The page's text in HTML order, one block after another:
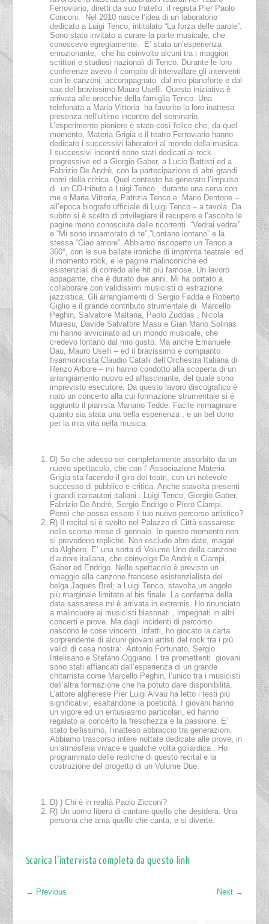
Ferroviario, diretti da suo fratello: il regista Pier Paolo
Conconi. Nel 2010 nasce l’idea di un laboratorio
dedicato a Luigi Tenco, intitolato “La forza delle parole”.
Sono stato invitato a curare la parte musicale, che
conoscevo egregiamente. E’ stata un’esperienza
emozionante, che ha coinvolto alcuni tra i maggiori
scrittori e studiosi nazionali di Tenco. Durante le loro
conferenze avevo il compito di intervallare gli interventi
con le canzoni, accompagnato dal mio pianoforte e dal
sax del bravissimo Mauro Uselli. Questa iniziativa è
arrivata alle orecchie della famiglia Tenco. Una
telefonata a Maria Vittoria ha favorito la loro inattesa
presenza nell’ultimo incontro del seminario.
L’esperimento pioniere è stato così felice che, da quel
momento, Materia Grigia e il teatro Ferroviario hanno
dedicato i successivi laboratori al mondo della musica.
I successivi incontri sono stati dedicati al rock
progressive ed a Giorgio Gaber, a Lucio Battisti ed a
Fabrizio De Andrè, con la partecipazione di altri grandi
nomi della critica. Quel contesto ha generato l’impulso
di un CD-tributo a Luigi Tenco , durante una cena con
me e Maria Vittoria, Patrizia Tenco e Mario Dentone –
all’epoca biografo ufficiale di Luigi Tenco – a tavola. Da
subito si è scelto di privilegiare il recupero e l’ascolto le
pagine meno conosciute delle ricorrenti “Vedrai vedrai”
e “Mi sono innamorato di te”,”Lontano lontano” e la
stessa “Ciao amore”. Abbiamo riscoperto un Tenco a
360°, con le sue ballate ironiche di impronta teatrale ed
il momento rock, e le pagine malinconiche ed
esistenziali di corredo alle hit più famose. Un lavoro
appagante, che è durato due anni. Mi ha portato a
collaborare con validissimi musicisti di estrazione
jazzistica. Gli arrangiamenti di Sergio Fadda e Roberto
Giglio e il grande contributo strumentale di Marcello
Peghin, Salvatore Maltana, Paolo Zuddas , Nicola
Muresu, Davide Salvatore Masu e Gian Mario Solinas
mi hanno avvicinato ad un mondo musicale, che
credevo lontano dal mio gusto. Ma anche Emanuele
Dau, Mauro Uselli – ed il bravissimo e compianto
fisarmonicista Claudio Catalli dell’Orchestra Italiana di
Renzo Arbore – mi hanno condotto alla scoperta di un
arrangiamento nuovo ed affascinante, del quale sono
imprevisto esecutore. Da questo lavoro discografico è
nato un concerto alla cui formazione strumentale si è
aggiunto il pianista Mariano Tedde. Facile immaginare
quanto sia stata una bella esperienza , e un bel dono
per la mia vita nella musica.
D) So che adesso sei completamente assorbito da un
nuovo spettacolo, che con l’ Associazione Materia
Grigia sta facendo il giro dei teatri, con un notevole
successo di pubblico e critica. Anche stavolta presenti
i grandi cantautori italiani : Luigi Tenco, Giorgio Gaber,
Fabrizio De Andrè, Sergio Endrigo e Piero Ciampi.
Pensi che possa essere il tuo nuovo percorso artistico?
R) Il recital si è svolto nel Palazzo di Città sassarese
nello scorso mese di gennaio. In questo momento non
si prevedono repliche. Non escludo altre date, magari
da Alghero. E’ una sorta di Volume Uno della canzone
d’autore italiana, che coinvolge De Andrè e Ciampi,
Gaber ed Endrigo. Nello spettacolo è previsto un
omaggio alla canzone francese esistenzialista del
belga Jaques Brel; a Luigi Tenco, stavolta,un angolo
più marginale limitato al bis finale. La conferma della
data sassarese mi è arrivata in extremis. Ho rinunciato
a malincuore ai musicisti blasonati , impegnati in altri
concerti e prove. Ma dagli incidenti di percorso
nascono le cose vincenti. Infatti, ho giocato la carta
sorprendente di alcuni giovani artisti del rock tra i più
validi di casa nostra: Antonio Fortunato, Sergio
Intelisano e Stefano Oggiano. I tre promettenti giovani
sono stati affiancati dall’esperienza di un grande
chitarrista come Marcello Peghin, l’unico tra i musicisti
dell’altra formazione che ha potuto dare disponibilità.
L’attore algherese Pier Luigi Alvau ha letto i testi più
significativi, esaltandone la poeticità. I giovani hanno
un vigore ed un entusiasmo particolari, ed hanno
regalato al concerto la freschezza e la passione. E’
stato bellissimo, l’inatteso abbraccio tra generazioni.
Abbiamo trascorso intere nottate dedicate alle prove, in
un’atmosfera vivace e qualche volta goliardica . Ho
programmato delle repliche di questo recital e la
costruzione del progetto di un Volume Due.
D) ) Chi è in realtà Paolo Zicconi?
R) Un uomo libero di cantare quello che desidera. Una
persona che ama quello che canta, e si diverte.
Scarica l’intervista completa da questo link
← Previous Next →